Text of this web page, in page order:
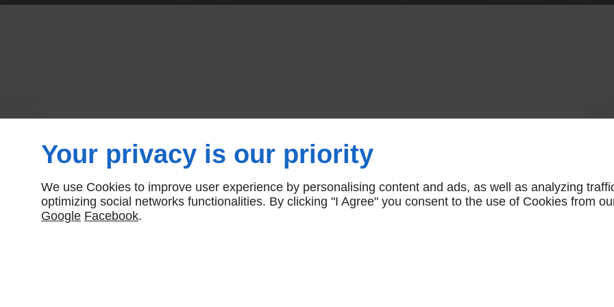
Arbres et arbustes
Gaillarde à Brive-la-
Your privacy is our priority
We use Cookies to improve user experience by personalising content and ads, as well as analyzing
optimizing social networks functionalities. By clicking "I Agree" you consent to the use of Cookies from
Google Facebook.